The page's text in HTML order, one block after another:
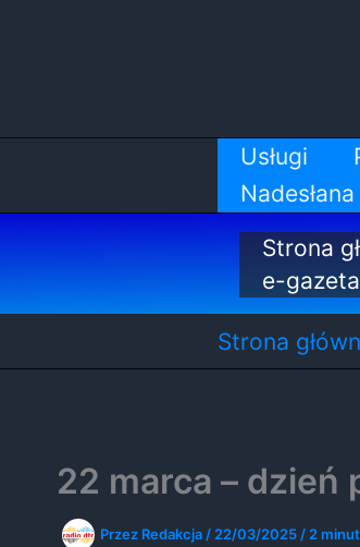
Usługi
Strona
e-gazeta
Strona
22 marca – dzień
Przez Redakcja / 22/03/2025 / 2